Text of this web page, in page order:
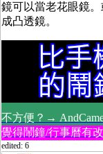
鏡可以當老花眼鏡
成凸透鏡。
不方便？→
覺得鬧鐘/行事曆有
edited: 6